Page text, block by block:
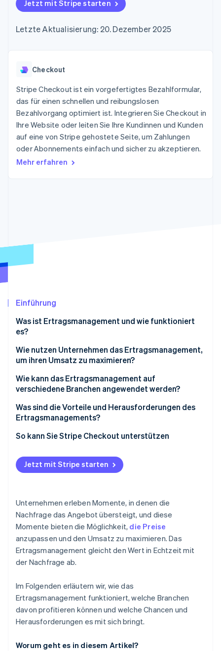
Zugriff auf mehr als
Terminal
Optimierung der
Autorisierungsraten
Link
Beschleunigter
Bezahlvorgang
Financial
Connections
Verbundene
Finanzdaten
Data Pipeline
Datensynchronisierung
Mehr
Climate
Jetzt ansehen
Geldmanagement
SaaS
KI-Unternehmen
Creator Economy
Gaming
Bewirtung, Reisen und
Freizeit
Versicherungen
Medien und
Unterhaltung
Organisationen
Marktplatz auf
Abonnementverwaltung
nutzungsbasierte
geht´s
Bereitstellung und
Verwaltung von
Diensten mit Agenten
Ressourcen
Produkt-Roadmap
Karriere
Stripe Press
Kontakt
Sales-Team
kontaktieren
Partner werden
Jetzt mit Stripe starten
Letzte Aktualisierung: 20. Dezember 2025
Checkout
Stripe Checkout ist ein vorgefertigtes Bezahlformular,
das für einen schnellen und reibungslosen
Bezahlvorgang optimiert ist. Integrieren Sie Checkout in
Ihre Website oder leiten Sie Ihre Kundinnen und Kunden
auf eine von Stripe gehostete Seite, um Zahlungen
oder Abonnements einfach und sicher zu akzeptieren.
Mehr erfahren
Einführung
Was ist Ertragsmanagement und wie funktioniert
es?
Wie nutzen Unternehmen das Ertragsmanagement,
um ihren Umsatz zu maximieren?
Dynamische Echtzeitpreise
Prognosen und Saisonplanung
Kundensegmentierung
Bestandskontrolle
Wie kann das Ertragsmanagement auf
verschiedene Branchen angewendet werden?
Fluggesellschaften
Hotels und Gastgewerbe
Veranstaltungen und Ticketkauf
Software und Abonnements
Was sind die Vorteile und Herausforderungen des
Ertragsmanagements?
Vorteile
Herausforderungen
So kann Sie Stripe Checkout unterstützen
Jetzt mit Stripe starten
Unternehmen erleben Momente, in denen die
Nachfrage das Angebot übersteigt, und diese
Momente bieten die Möglichkeit, die Preise
anzupassen und den Umsatz zu maximieren. Das
Ertragsmanagement gleicht den Wert in Echtzeit mit
der Nachfrage ab.
Im Folgenden erläutern wir, wie das
Ertragsmanagement funktioniert, welche Branchen
davon profitieren können und welche Chancen und
Herausforderungen es mit sich bringt.
Worum geht es in diesem Artikel?